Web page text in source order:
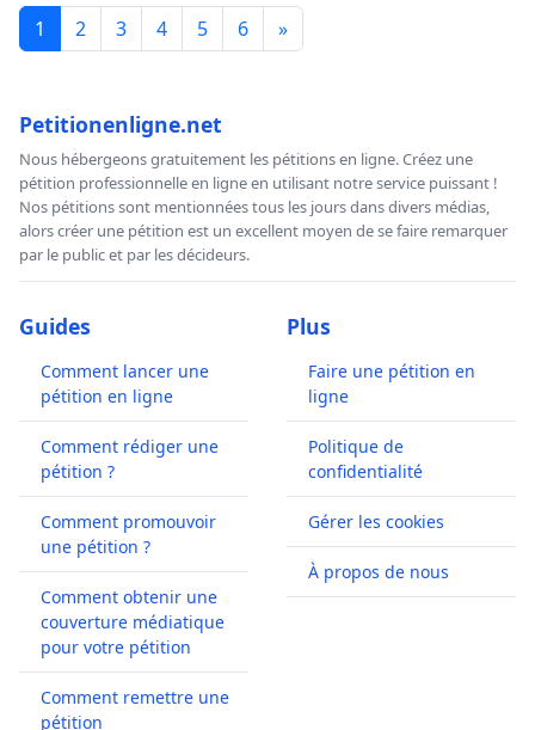
1 2 3 4 5 6 »
Petitionenligne.net
Nous hébergeons gratuitement les pétitions en ligne. Créez une
pétition professionnelle en ligne en utilisant notre service puissant !
Nos pétitions sont mentionnées tous les jours dans divers médias,
alors créer une pétition est un excellent moyen de se faire remarquer
par le public et par les décideurs.
Guides
Comment lancer une
pétition en ligne
Comment rédiger une
pétition ?
Comment promouvoir
une pétition ?
Comment obtenir une
couverture médiatique
pour votre pétition
Comment remettre une
pétition
Plus
Faire une pétition en
ligne
Politique de
confidentialité
Gérer les cookies
À propos de nous